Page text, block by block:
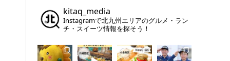
kitaq_media
Instagramで北九州エリアのグルメ・ラン
チ・スイーツ情報を探そう！